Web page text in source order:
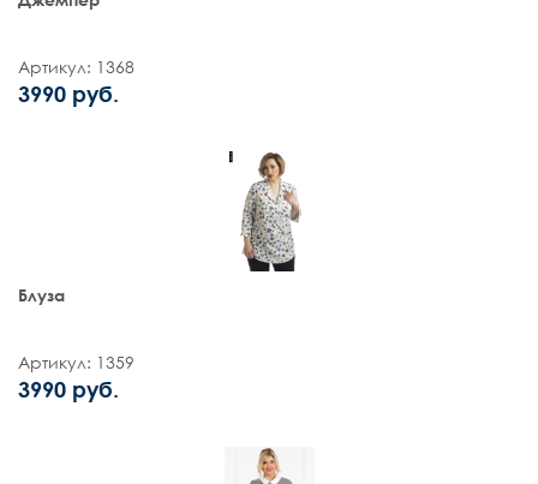
Артикул: 1368
3990 руб.
Блуза
Артикул: 1359
3990 руб.